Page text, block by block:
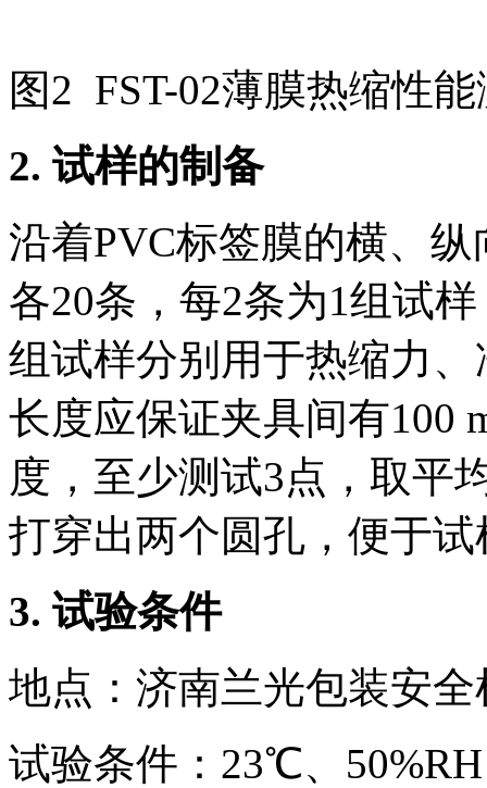
图2 FST-02薄膜热缩性
2. 试样的制备
沿着PVC标签膜的横、
各20条，每2条为1组试
组试样分别用于热缩力
长度应保证夹具间有100
度，至少测试3点，取平
打穿出两个圆孔，便于
3. 试验条件
地点：济南兰光包装安
试验条件：23℃、50%RH